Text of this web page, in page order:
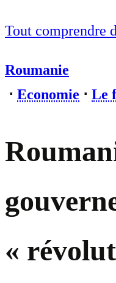
Tout comprendre
Roumanie
⋅ Economie ⋅ Le
«